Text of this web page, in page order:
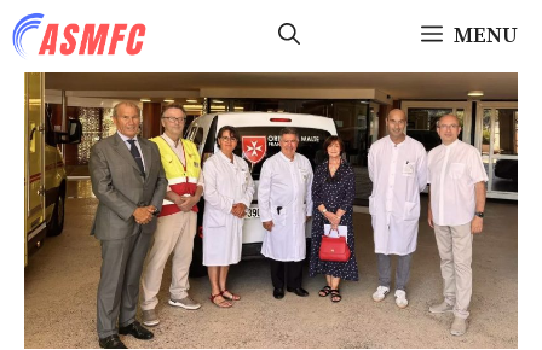
Aller
au
contenu
MENU